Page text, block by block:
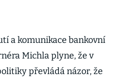
a komunikace bankovní
Michla plyne, že v
převládá názor, že